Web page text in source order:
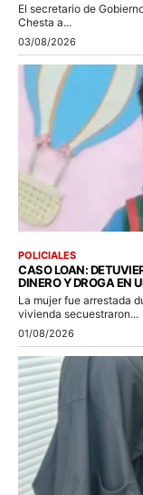
El secretario de
Chesta a...
03/08/2026
POLICIALES
CASO LOAN:
DINERO Y DROGA EN
La mujer fue arrestada
vivienda secuestraron...
01/08/2026